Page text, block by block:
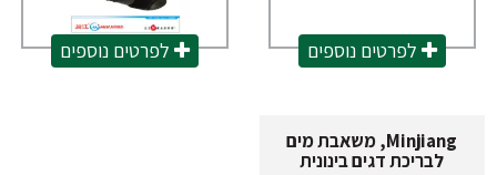
לפרטים נוספים לפרטים נוספים
Minjiang, משאבת מים
לבריכת דגים בינונית